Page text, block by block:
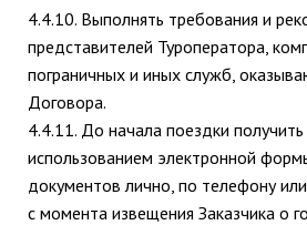
4.4.10. Выполнять требования и
представителей Туроператора,
пограничных и иных служб,
Договора.
4.4.11. До начала поездки
использованием электронной
документов лично, по телефону
с момента извещения Заказчика о